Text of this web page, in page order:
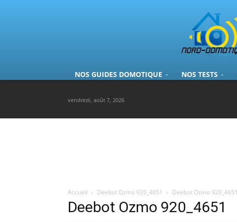
NOS GUIDES DOMOTIQUE NOS TESTS
vendredi, août 7, 2026
Accueil Deebot Ozmo 920_4651 Deebot Ozmo 920_4651
Deebot Ozmo 920_4651